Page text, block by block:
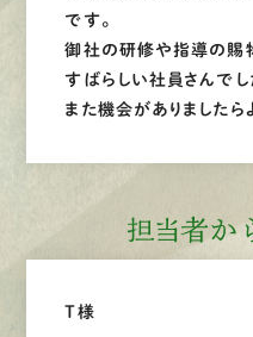
です。
御社の研修や指導の賜
すばらしい社員さんでし
また機会がありましたら
担当者か
T様